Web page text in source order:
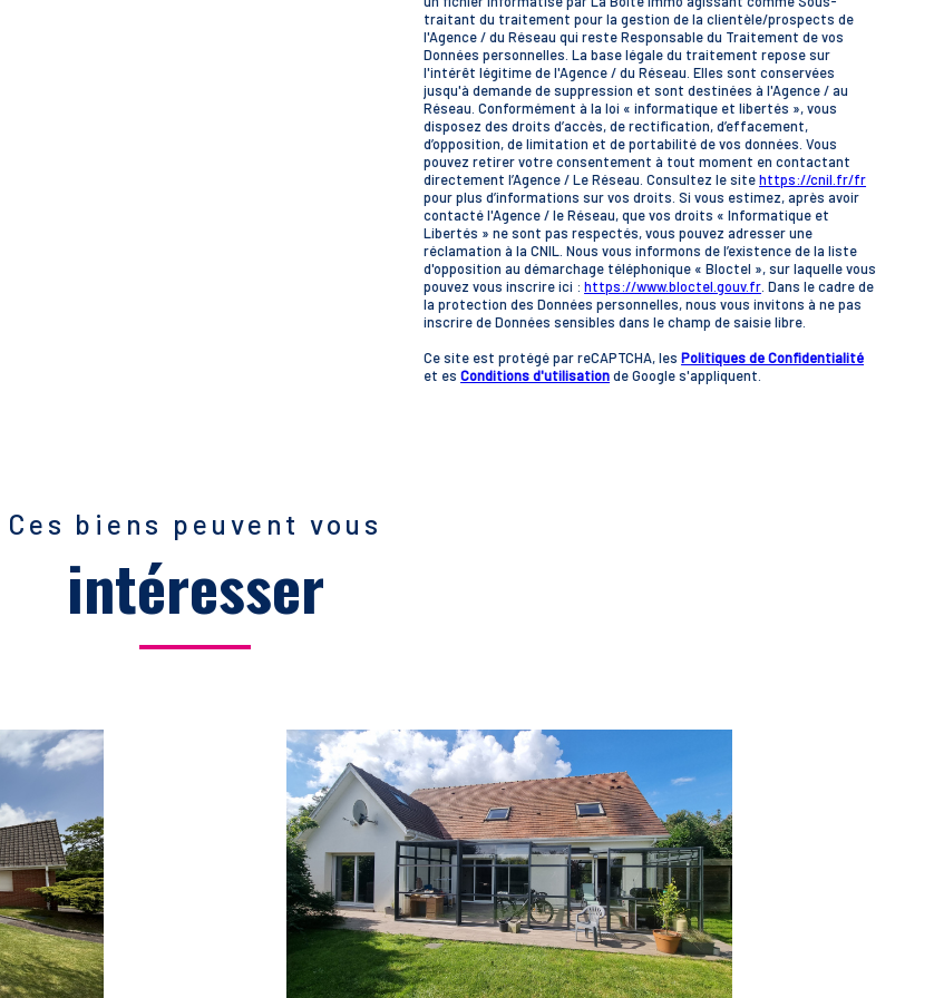
traitant du traitement pour la gestion de la clientèle/prospects de
l'Agence / du Réseau qui reste Responsable du Traitement de vos
Données personnelles. La base légale du traitement repose sur
l'intérêt légitime de l'Agence / du Réseau. Elles sont conservées
jusqu'à demande de suppression et sont destinées à l'Agence / au
Réseau. Conformément à la loi « informatique et libertés », vous
disposez des droits d’accès, de rectification, d’effacement,
d’opposition, de limitation et de portabilité de vos données. Vous
pouvez retirer votre consentement à tout moment en contactant
directement l’Agence / Le Réseau. Consultez le sitehttps://cnil.fr/fr
pour plus d’informations sur vos droits. Si vous estimez, après avoir
contacté l'Agence / le Réseau, que vos droits « Informatique et
Libertés » ne sont pas respectés, vous pouvez adresser une
réclamation à la CNIL. Nous vous informons de l’existence de la liste
d'opposition au démarchage téléphonique « Bloctel », sur laquelle vous
pouvez vous inscrire ici : https://www.bloctel.gouv.fr . Dans le cadre de
la protection des Données personnelles, nous vous invitons à ne pas
inscrire de Données sensibles dans le champ de saisie libre.
Ce site est protégé par reCAPTCHA, les Politiques de Confidentialité
et es Conditions d'utilisationde Google s'appliquent.
Ces biens peuvent vous
intéresser
voir le bien